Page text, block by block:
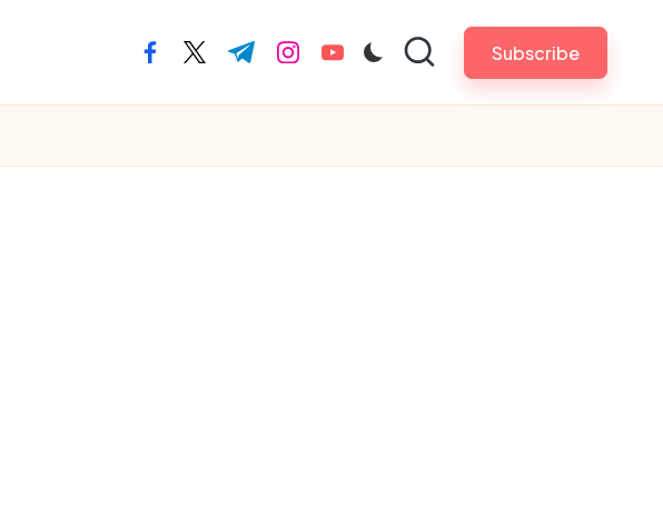
facebook.com
twitter.com
t.me instagram.com
youtube.com Subscribe